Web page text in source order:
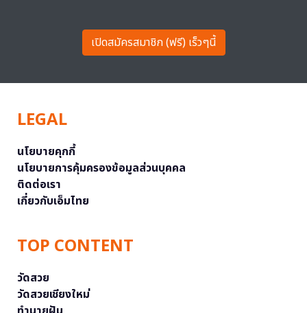
เปิดสมัครสมาชิก (ฟรี) เร็วๆนี้
LEGAL
นโยบายคุกกี้
นโยบายการคุ้มครองข้อมูลส่วนบุคคล
ติดต่อเรา
เกี่ยวกับเอ็มไทย
TOP CONTENT
วัดสวย
วัดสวยเชียงใหม่